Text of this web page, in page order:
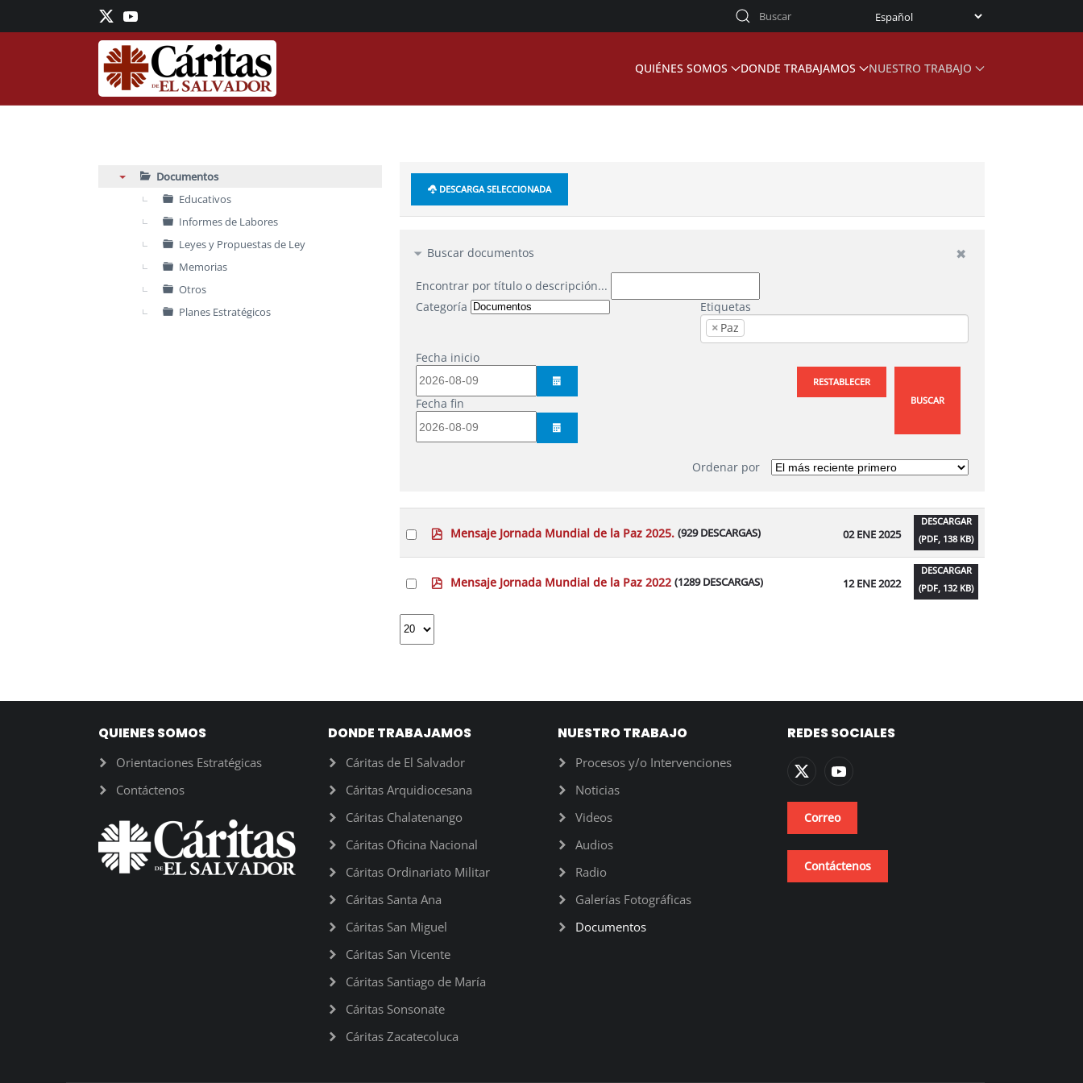
Skip to main content
QUIÉNES SOMOS DONDE TRABAJAMOS NUESTRO TRABAJO
Documentos
Educativos
Informes de Labores
Leyes y Propuestas de Ley
Memorias
Otros
Planes Estratégicos
DESCARGA SELECCIONADA
Buscar documentos
Encontrar por título o descripción...
Categoría
Etiquetas
× Paz
Fecha inicio
Fecha fin BUSCAR
RESTABLECER
Ordenar por
Select
item
p
f
Mensaje Jornada Mundial de la Paz 2025. (929 DESCARGAS) 02 ENE 2025
DESCARGAR
(PDF, 138 KB)
Select
item
pMensaje Jornada Mundial de la Paz 2022 (1289 DESCARGAS) 12 ENE 2022
DESCARGAR
(PDF, 132 KB)
Select
the
per
QUIENES SOMOS
Orientaciones Estratégicas
Contáctenos
DONDE TRABAJAMOS
Cáritas de El Salvador
Cáritas Arquidiocesana
Cáritas Chalatenango
Cáritas Oficina Nacional
Cáritas Ordinariato Militar
Cáritas Santa Ana
Cáritas San Miguel
Cáritas San Vicente
Cáritas Santiago de María
Cáritas Sonsonate
Cáritas Zacatecoluca
NUESTRO TRABAJO
Procesos y/o Intervenciones
Noticias
Videos
Audios
Radio
Galerías Fotográficas
Documentos
REDES SOCIALES
Correo
Contáctenos